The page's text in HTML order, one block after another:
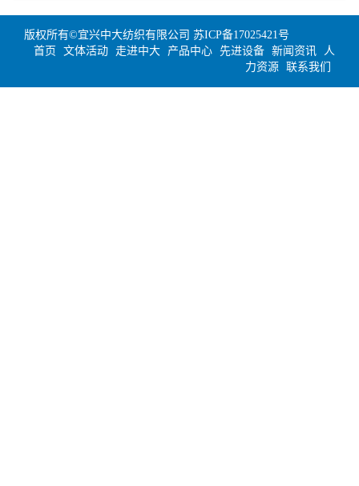
版权所有©宜兴中大纺织有限公司 苏ICP备17025421号
首页
文体活动 走进中大 产品中心 先进设备 新闻资讯
人
力资源
联系我们